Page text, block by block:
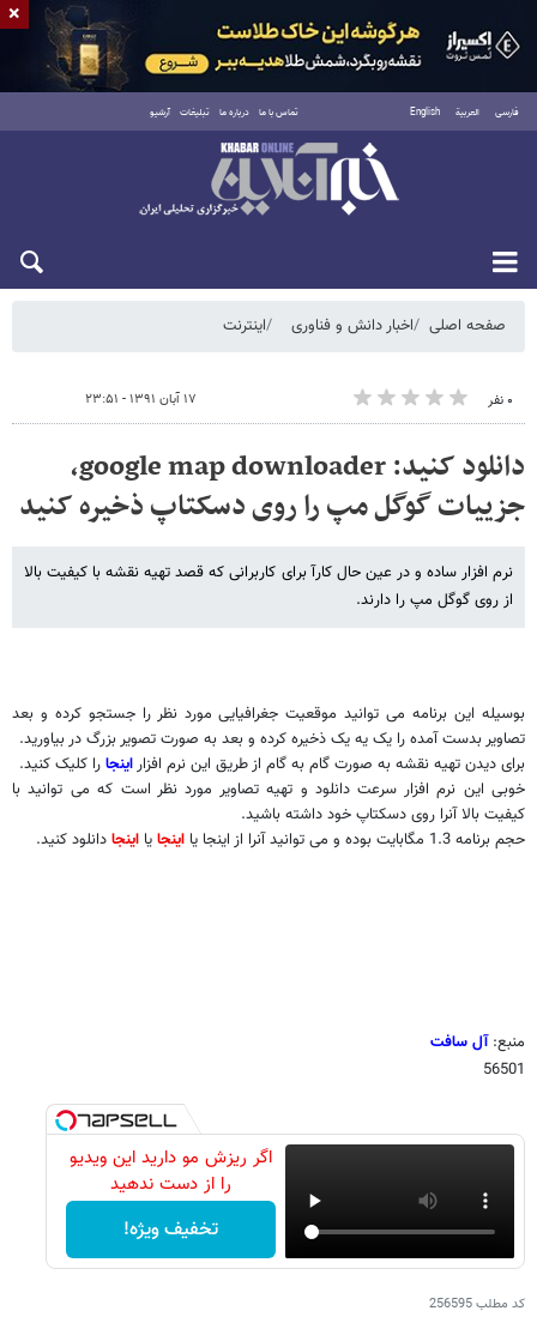
فارسی العربية English تماس با ما درباره ما تبلیغات آرشیو
شنبه ۱۷ مرداد ۱۴۰۵
صفحه اصلی اخبار دانش و فناوری اینترنت
۰ نفر ۱۷ آبان ۱۳۹۱ - ۲۳:۵۱
دانلود کنید: google map downloader،
جزییات گوگل مپ را روی دسکتاپ ذخیره کنید
نرم افزار ساده و در عین حال کارآ برای کاربرانی که قصد تهیه نقشه با کیفیت بالا
از روی گوگل مپ را دارند.
بوسیله این برنامه می توانید موقعیت جغرافیایی مورد نظر را جستجو کرده و بعد
تصاویر بدست آمده را یک یه یک ذخیره کرده و بعد به صورت تصویر بزرگ در بیاورید.
برای دیدن تهیه نقشه به صورت گام به گام از طریق این نرم افزار اینجا را کلیک کنید.
خوبی این نرم افزار سرعت دانلود و تهیه تصاویر مورد نظر است که می توانید با
کیفیت بالا آنرا روی دسکتاپ خود داشته باشید.
حجم برنامه 1.3 مگابایت بوده و می توانید آنرا از اینجا یا
اینجا یا اینجا دانلود کنید.
منبع:آل سافت
56501
اگر ریزش مو دارید این ویدیو
را از دست ندهید
تخفیف ویژه!
کد مطلب256595
×